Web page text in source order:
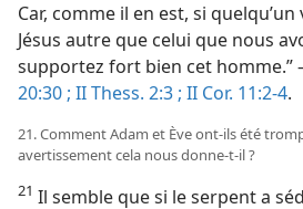
Car, comme il en est, si
Jésus autre que celui que nous
supportez fort bien cet
20:30 ; II Thess. 2:3 ; II Cor. 11:2-4.
21. Comment Adam et Ève ont-​ils été
avertissement cela nous donne-​t-​il ?
21 Il semble que si le serpent a